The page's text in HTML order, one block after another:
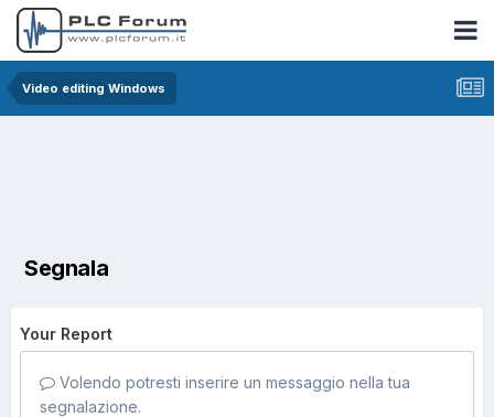
Video editing Windows
Segnala
Your Report
Volendo potresti inserire un messaggio nella tua
segnalazione.